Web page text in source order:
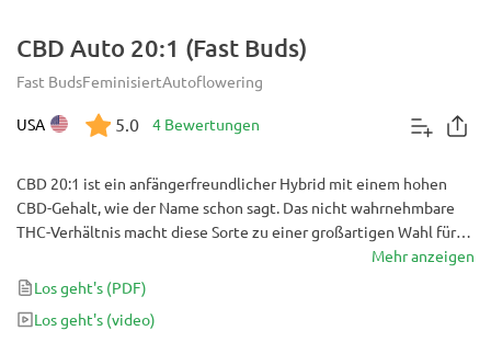
CBD Auto 20:1 (Fast Buds)
Fast BudsFeminisiertAutoflowering
USA 5.0 4 Bewertungen
CBD 20:1 ist ein anfängerfreundlicher Hybrid mit einem hohen
CBD-Gehalt, wie der Name schon sagt. Das nicht wahrnehmbare
THC-Verhältnis macht diese Sorte zu einer großartigen Wahl für
medizinische und Freizeitzwecke, da sie eine beruhigende und
meditative Wirkung hat. Angereichert mit süßen Frucht- und
Honigaromen ist CBD 20:1 eine angenehme Medizin, die kein Arzt
verschreiben könnte!
Mehr anzeigen
Los geht's (PDF)
Los geht's (video)